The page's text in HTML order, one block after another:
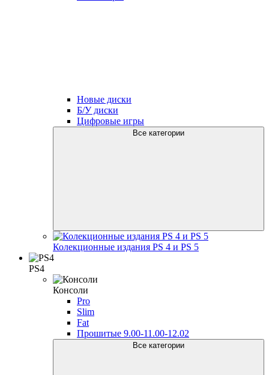
Новые диски
Б/У диски
Цифровые игры
Все категории
Колекционные издания PS 4 и PS 5
PS4
Консоли
Pro
Slim
Fat
Прошитые 9.00-11.00-12.02
Все категории